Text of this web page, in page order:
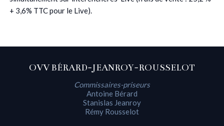
+ 3,6% TTC pour le Live).
OVV BÉRARD-JEANROY-ROUSSELOT
Commissaires-priseurs
Antoine Bérard
Stanislas Jeanroy
Rémy Rousselot